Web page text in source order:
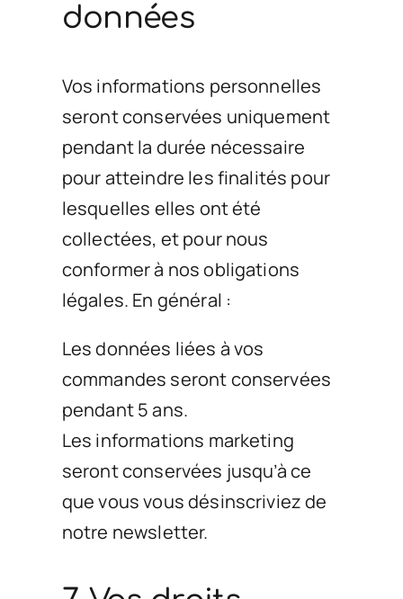
données
Vos informations personnelles
seront conservées uniquement
pendant la durée nécessaire
pour atteindre les finalités pour
lesquelles elles ont été
collectées, et pour nous
conformer à nos obligations
légales. En général :
Les données liées à vos
commandes seront conservées
pendant 5 ans.
Les informations marketing
seront conservées jusqu’à ce
que vous vous désinscriviez de
notre newsletter.